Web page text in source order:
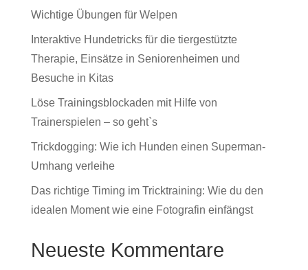
Wichtige Übungen für Welpen
Interaktive Hundetricks für die tiergestützte
Therapie, Einsätze in Seniorenheimen und
Besuche in Kitas
Löse Trainingsblockaden mit Hilfe von
Trainerspielen – so geht`s
Trickdogging: Wie ich Hunden einen Superman-
Umhang verleihe
Das richtige Timing im Tricktraining: Wie du den
idealen Moment wie eine Fotografin einfängst
Neueste Kommentare